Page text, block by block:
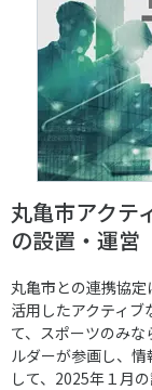
丸亀市アクテ
の設置・運営
丸亀市との連携協
活用したアクティ
て、スポーツのみ
ルダーが参画し、
して、2025年１月